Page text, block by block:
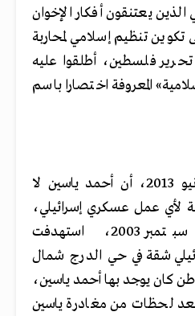
يعتنقون أفكار الإخوان
تكوين تنظيم إسلامي لمحاربة
تحرير فلسطين، أطلقوا عليه
المعروفة اختصارا باسم
أعلن الاحتلال في 13 يونيو 2013، أن أحمد ياسين لا
لأي عمل عسكري إسرائيلي،
وفي محاولة فاشلة في سبتمبر 2003، استهدفت
شقة في حي الدرج شمال
طن كان يوجد بها أحمد ياسين،
لحظات من مغادرة ياسين